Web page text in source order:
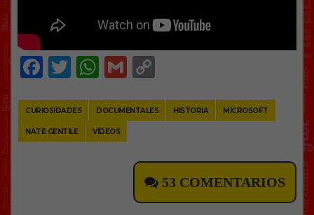
Facebook
Twitter
WhatsApp
Gmail
CURIOSIDADES DOCUMENTALES HISTORIA MICROSOFT
NATE GENTILE VÍDEOS
53 COMENTARIOS